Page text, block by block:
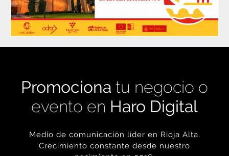
Promociona tu negocio o
evento en Haro Digital
Medio de comunicación líder en Rioja Alta.
Crecimiento constante desde nuestro